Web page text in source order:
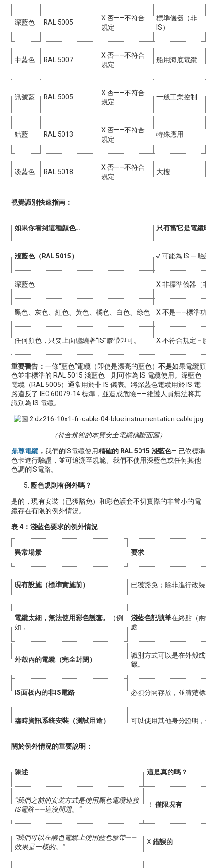
深藍色 RAL 5005
X否——不符合
規定
標準儀器（非
IS）
中藍色 RAL 5007
X否——不符合
規定
船用海底電纜
訊號藍 RAL 5005
X否——不符合
規定
一般工業控制
鈷藍 RAL 5013
X否——不符合
規定
特殊應用
淡藍色 RAL 5018
X否——不符合
規定
大樓
視覺識別快速指南：
如果你看到這種顏色… 只有當它是電纜時…
淺藍色（RAL 5015） √可能為 IS — 驗證
深藍色 X非標準儀器（非IS
黑色、灰色、紅色、黃色、橘色、白色、綠色 X不是——標準功率
任何顏色，只要上面纏繞著“IS”膠帶即可。 X不符合規定－膠
重要警告： 一條“藍色”電纜（即使是漂亮的藍色） 不是如果電纜顏
色並非標準的 RAL 5015 淺藍色，則可作為 IS 電纜使用。深藍色
電纜（RAL 5005）通常用於非 IS 儀表。將深藍色電纜用於 IS 電
路違反了 IEC 60079-14 標準，並造成危險——維護人員無法將其
識別為 IS 電纜。
（符合規範的本質安全電纜橫斷面圖）
鼎尊電纜， 我們的IS電纜使用精確的 RAL 5015 淺藍色— 已依標準
色卡進行驗證，並可追溯至規範。我們不使用深藍色或任何其他
色調的IS電路。
藍色規則有例外嗎？
是的，現有安裝（已獲豁免）和彩色護套不切實際的非常小的電
纜存在有限的例外情況。
表 4：淺藍色要求的例外情況
異常場景 要求
現有設施（標準實施前） 已獲豁免；除非進行改裝，
電纜太細，無法使用彩色護套。
（例
如，
淺藍色記號筆在終點（兩端
處
外殼內的電纜（完全封閉）
識別方式可以是在外殼或接
籤。
IS面板內的非IS電路 必須分開存放，並清楚標示
臨時資訊系統安裝（測試用途） 可以使用其他身分證明，但
關於例外情況的重要說明：
陳述 這是真的嗎？
“我們之前的安裝方式是使用黑色電纜連接
IS電路——這沒問題。”
！ 僅限現有
“我們可以在黑色電纜上使用藍色膠帶——
效果是一樣的。”
X 錯誤的